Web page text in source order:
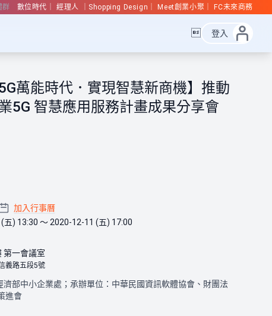
群 數位時代 經理人 Shopping Design Meet創業小聚 FC未來商務
 登入
5G萬能時代．實現智慧新商機】推動
5G 智慧應用服務計畫成果分享會
加入行事曆
五) 13:30 ～ 2020-12-11 (五) 17:00
第一會議室
義路五段5號
濟部中小企業處；承辦單位：中華民國資訊軟體協會、財團法
進會